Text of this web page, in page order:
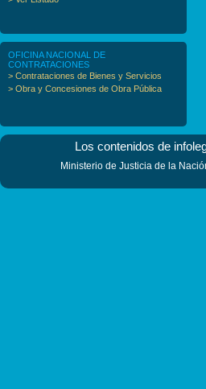
OFICINA NACIONAL DE
CONTRATACIONES
> Contrataciones de Bienes y Servicios
> Obra y Concesiones de Obra Pública
Los contenidos de
Ministerio de Justicia de la